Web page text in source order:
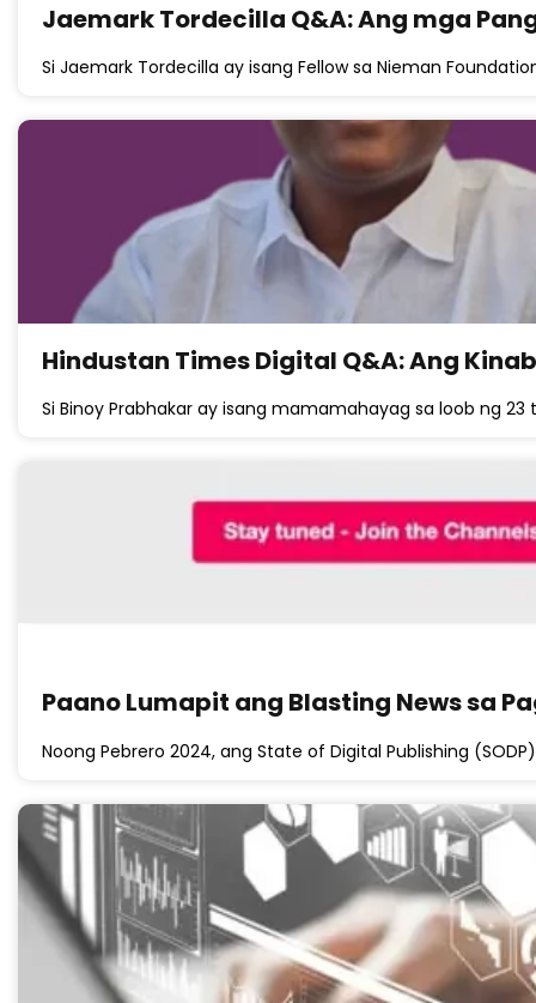
Jaemark Tordecilla Q&A: Ang mga
Si Jaemark Tordecilla ay isang Fellow sa Nieman
Hindustan Times Digital Q&A: Ang
Si Binoy Prabhakar ay isang mamamahayag sa loob ng
Paano Lumapit ang Blasting News sa
Noong Pebrero 2024, ang State of Digital Publishing